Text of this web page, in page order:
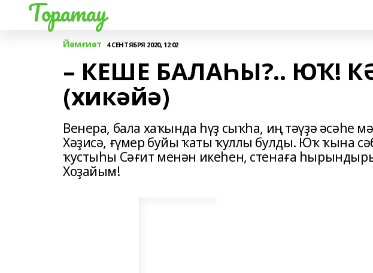
Торатау
Йәмғиәт 4 СЕНТЯБРЯ 2020, 12:02
– КЕШЕ БАЛАҺЫ?.. ЮҠ!
(хикәйә)
Венера, бала хаҡында һүҙ сыҡһа, иң тәүҙә әсәһе
Хәҙисә, ғүмер буйы ҡаты ҡуллы булды. Юҡ ҡына
ҡустыһы Сәғит менән икеһен, стенаға
Хоҙайым!